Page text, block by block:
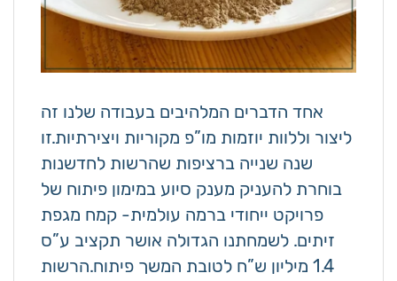
אחד הדברים המלהיבים בעבודה שלנו זה
ליצור וללוות יוזמות מו”פ מקוריות ויצירתיות.זו
שנה שנייה ברציפות שהרשות לחדשנות
בוחרת להעניק מענק סיוע במימון פיתוח של
פרויקט ייחודי ברמה עולמית- קמח מגפת
זיתים. לשמחתנו הגדולה אושר תקציב ע”ס
1.4 מיליון ש”ח לטובת המשך פיתוח.הרשות